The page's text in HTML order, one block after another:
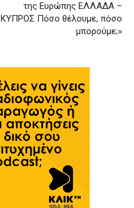
της Ευρώπης ΕΛΛΑΔΑ –
ΚΥΠΡΟΣ Πόσο θέλουμε, πόσο
μπορούμε;»